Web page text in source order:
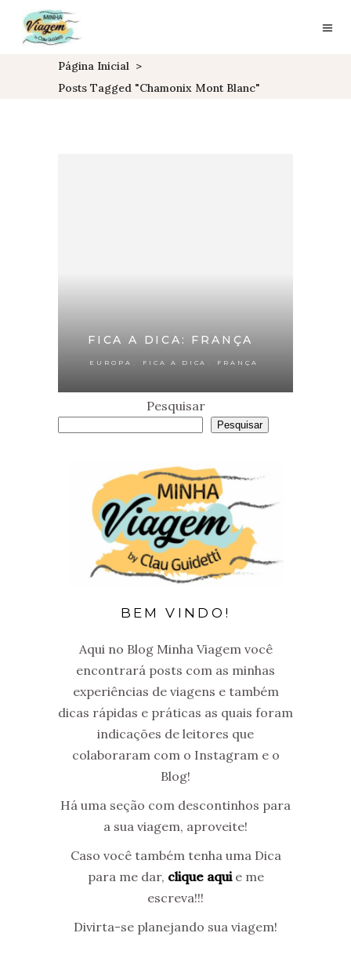
Página Inicial >
Posts Tagged "chamonix Mont Blanc"
FICA A DICA: FRANÇA
EUROPA FICA A DICA FRANÇA
Pesquisar
Pesquisar
BEM VINDO!
Aqui no Blog Minha Viagem você
encontrará posts com as minhas
experiências de viagens e também
dicas rápidas e práticas as quais foram
indicações de leitores que
colaboraram com o Instagram e o
Blog!
Há uma seção com descontinhos para
a sua viagem, aproveite!
Caso você também tenha uma Dica
para me dar, clique aquie me
escreva!!!
Divirta-se planejando sua viagem!